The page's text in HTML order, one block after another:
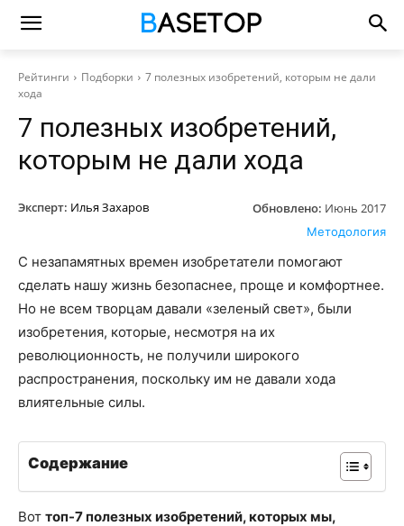
Рейтинги Подборки
7 полезных изобретений, которым не дали
хода
7 полезных изобретений,
которым не дали хода
Эксперт: Илья Захаров Обновлено: Июнь 2017
Методология
С незапамятных времен изобретатели помогают
сделать нашу жизнь безопаснее, проще и комфортнее.
Но не всем творцам давали «зеленый свет», были
изобретения, которые, несмотря на их
революционность, не получили широкого
распространения, поскольку им не давали хода
влиятельные силы.
Содержание
Вот топ-7 полезных изобретений, которых мы,